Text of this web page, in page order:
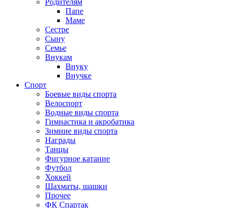
Папе
Маме
Сестре
Сыну
Семье
Внукам
Внуку
Внучке
Спорт
Боевые виды спорта
Велоспорт
Водные виды спорта
Гимнастика и акробатика
Зимние виды спорта
Награды
Танцы
Фигурное катание
Футбол
Хоккей
Шахматы, шашки
Прочее
ФК Спартак